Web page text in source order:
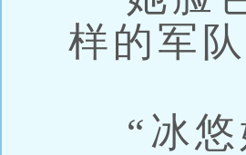
样的军
“冰悠